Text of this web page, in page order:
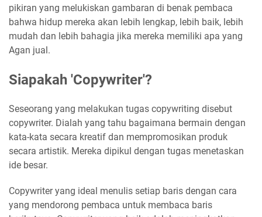
pikiran yang melukiskan gambaran di benak pembaca
bahwa hidup mereka akan lebih lengkap, lebih baik, lebih
mudah dan lebih bahagia jika mereka memiliki apa yang
Agan jual.
Siapakah 'Copywriter'?
Seseorang yang melakukan tugas copywriting disebut
copywriter. Dialah yang tahu bagaimana bermain dengan
kata-kata secara kreatif dan mempromosikan produk
secara artistik. Mereka dipikul dengan tugas menetaskan
ide besar.
Copywriter yang ideal menulis setiap baris dengan cara
yang mendorong pembaca untuk membaca baris